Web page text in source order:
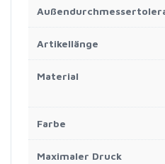
Artikellänge
Material
Farbe
Maximaler Druck